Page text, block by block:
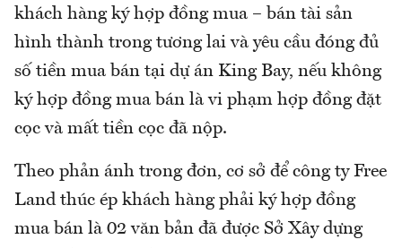
khách hàng ký hợp đồng mua – bán tài sản
hình thành trong tương lai và yêu cầu đóng đủ
số tiền mua bán tại dự án King Bay, nếu không
ký hợp đồng mua bán là vi phạm hợp đồng đặt
cọc và mất tiền cọc đã nộp.
Theo phản ánh trong đơn, cơ sở để công ty Free
Land thúc ép khách hàng phải ký hợp đồng
mua bán là 02 văn bản đã được Sở Xây dựng